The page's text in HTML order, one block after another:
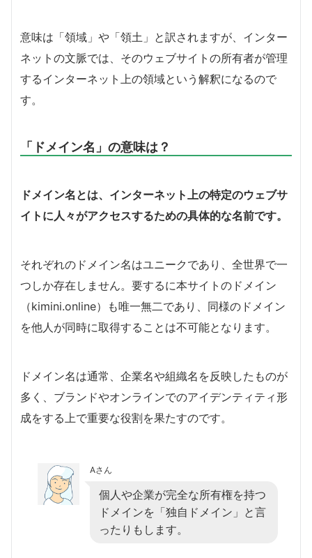
意味は「領域」や「領土」と訳されますが、インター
ネットの文脈では、そのウェブサイトの所有者が管理
するインターネット上の領域という解釈になるので
す。
「ドメイン名」の意味は？
ドメイン名とは、インターネット上の特定のウェブサ
イトに人々がアクセスするための具体的な名前です。
それぞれのドメイン名はユニークであり、全世界で一
つしか存在しません。要するに本サイトのドメイン
（kimini.online）も唯一無二であり、同様のドメイン
を他人が同時に取得することは不可能となります。
ドメイン名は通常、企業名や組織名を反映したものが
多く、ブランドやオンラインでのアイデンティティ形
成をする上で重要な役割を果たすのです。
Aさん
個人や企業が完全な所有権を持つ
ドメインを「独自ドメイン」と言
ったりもします。